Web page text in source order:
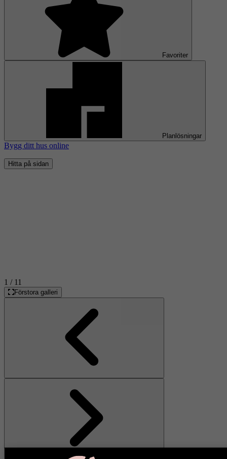
Favoriter
Planlösningar
Bygg ditt hus online
Hitta på sidan
1 / 11
Förstora galleri
Föregående